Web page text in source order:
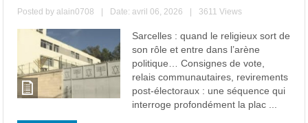
Posted byalain0708 Date: avril 06, 2026 3611 Views
Sarcelles : quand le religieux sort de
son rôle et entre dans l’arène
politique… Consignes de vote,
relais communautaires, revirements
post-électoraux : une séquence qui
interroge profondément la plac ...